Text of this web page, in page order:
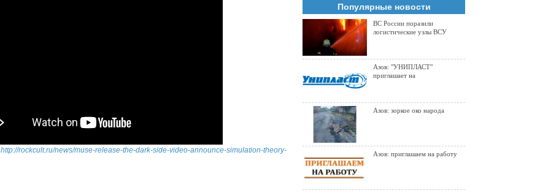
http://rockcult.ru/news/muse-release-the-dark-side-video-announce-simulation-theory-
Популярные новости
ВС России поразили
логистические узлы ВСУ
Азов: "УНИПЛАСТ"
приглашает на
Азов: зоркое око народа
Азов: приглашаем на работу